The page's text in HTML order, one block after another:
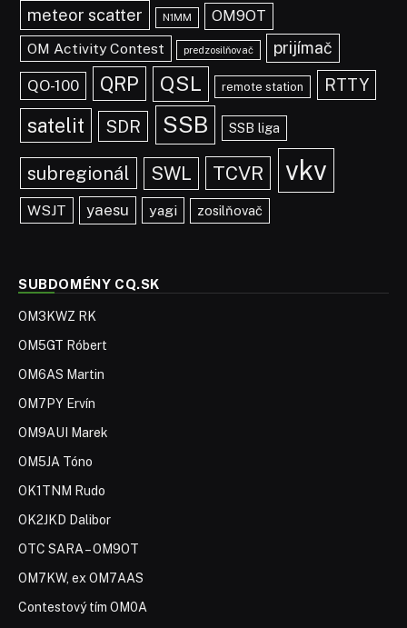
meteor scatter N1MM
OM9OT
OM Activity Contest
predzosilňovač prijímač
QO-100 QRP QSL remote station RTTY
satelit SDR SSB SSB liga
subregionál SWL TCVR vkv
WSJT yaesu yagi zosilňovač
SUBDOMÉNY CQ.SK
OM3KWZ RK
OM5GT Róbert
OM6AS Martin
OM7PY Ervín
OM9AUI Marek
OM5JA Tóno
OK1TNM Rudo
OK2JKD Dalibor
OTC SARA – OM9OT
OM7KW, ex OM7AAS
Contestový tím OM0A